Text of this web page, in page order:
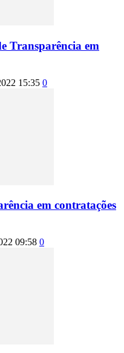
Transparência em
15:35 0
em contratações
09:58 0